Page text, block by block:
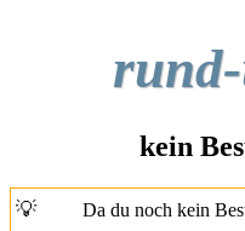
kein
💡
Da du noch kein